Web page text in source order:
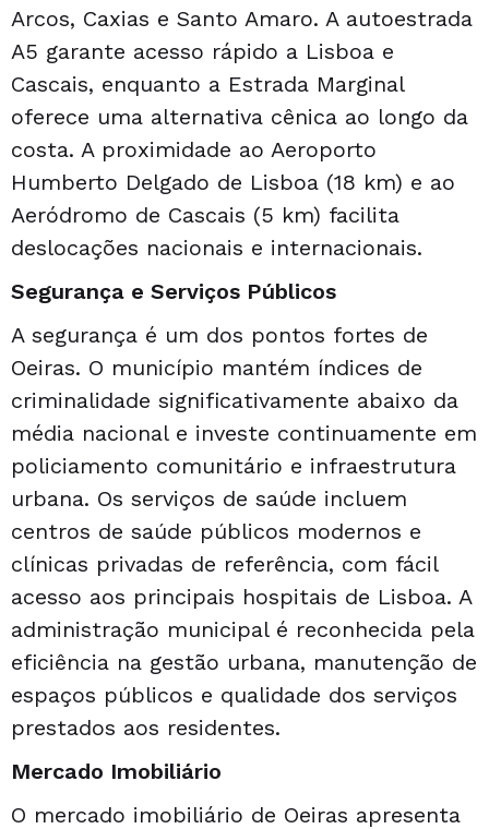
Arcos, Caxias e Santo Amaro. A autoestrada
A5 garante acesso rápido a Lisboa e
Cascais, enquanto a Estrada Marginal
oferece uma alternativa cênica ao longo da
costa. A proximidade ao Aeroporto
Humberto Delgado de Lisboa (18 km) e ao
Aeródromo de Cascais (5 km) facilita
deslocações nacionais e internacionais.
Segurança e Serviços Públicos
A segurança é um dos pontos fortes de
Oeiras. O município mantém índices de
criminalidade significativamente abaixo da
média nacional e investe continuamente em
policiamento comunitário e infraestrutura
urbana. Os serviços de saúde incluem
centros de saúde públicos modernos e
clínicas privadas de referência, com fácil
acesso aos principais hospitais de Lisboa. A
administração municipal é reconhecida pela
eficiência na gestão urbana, manutenção de
espaços públicos e qualidade dos serviços
prestados aos residentes.
Mercado Imobiliário
O mercado imobiliário de Oeiras apresenta